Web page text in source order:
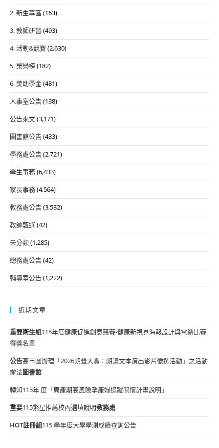
2. 新生專區 (163)
3. 教師研習 (493)
4. 活動&競賽(2,630)
5. 榮譽榜(182)
6. 獎助學金(481)
人事室公告(138)
公告來文(3,171)
圖書館公告(433)
學務處公告(2,721)
學生事務(6,433)
家長事務(4,564)
教務處公告(3,532)
教師甄選(42)
未分類(1,285)
總務處公告(42)
輔導室公告(1,222)
近期文章
重要衛生組115年度健康促進創意競賽-健康新視界海報設計與電繪比賽
得獎名單
公告高市圖辦理「2026朗聲大賞：朗讀文本演出影片徵選活動」之活動
辦法圖書館
轉知115年 度「周產期高風險孕產婦追蹤關懷計畫說明」
重要115繁星推薦校內選填說明教務處
HOT註冊組115 學年度大學學測成績查詢公告